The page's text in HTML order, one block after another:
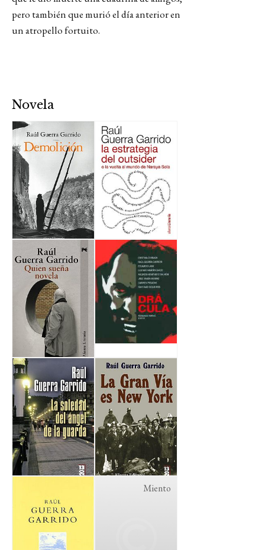
pero también que murió el día anterior en
un atropello fortuito.
Novela
Miento